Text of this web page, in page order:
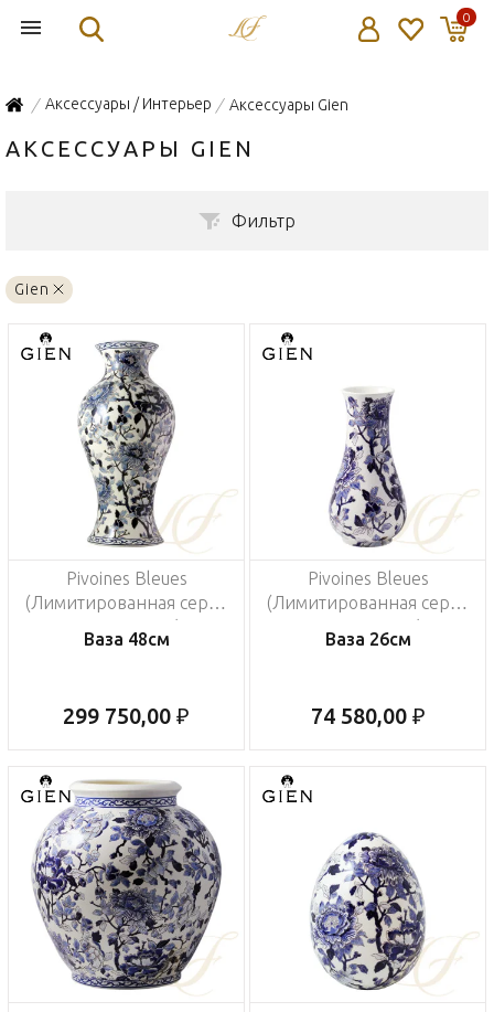
0
/ Аксессуары / Интерьер / Аксессуары Gien
АКСЕССУАРЫ GIEN
Фильтр
Gien
Pivoines Bleues
(Лимитированная серия
Ваза 48см
299 750,00 ₽
Pivoines Bleues
(Лимитированная серия
Ваза 26см
74 580,00 ₽